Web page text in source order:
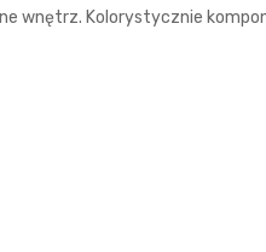
wnętrz. Kolorystycznie